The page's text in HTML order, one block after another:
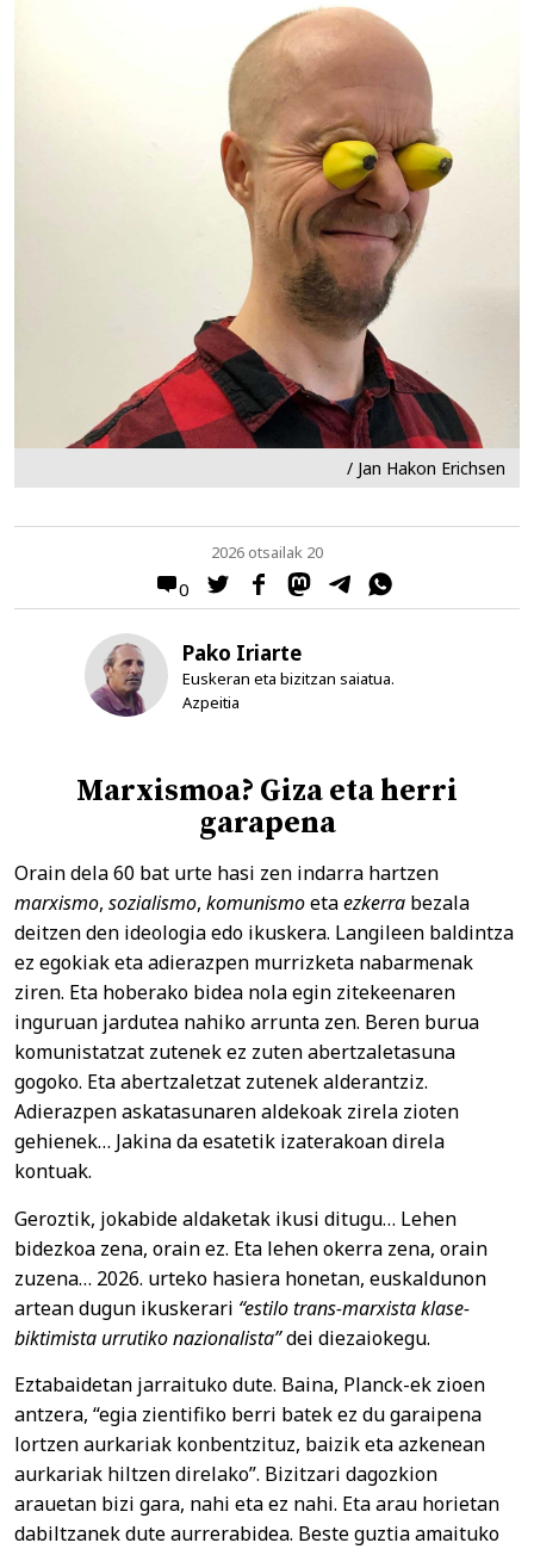
/ Jan Hakon Erichsen
0
2026 otsailak 20
Pako Iriarte
Euskeran eta bizitzan saiatua.
Azpeitia
Marxismoa? Giza eta herri
garapena
Orain dela 60 bat urte hasi zen indarra hartzen
marxismo, sozialismo, komunismoetaezkerra bezala
deitzen den ideologia edo ikuskera. Langileen baldintza
ez egokiak eta adierazpen murrizketa nabarmenak
ziren. Eta hoberako bidea nola egin zitekeenaren
inguruan jardutea nahiko arrunta zen. Beren burua
komunistatzat zutenek ez zuten abertzaletasuna
gogoko. Eta abertzaletzat zutenek alderantziz.
Adierazpen askatasunaren aldekoak zirela zioten
gehienek… Jakina da esatetik izaterakoan direla
kontuak.
Geroztik, jokabide aldaketak ikusi ditugu… Lehen
bidezkoa zena, orain ez. Eta lehen okerra zena, orain
zuzena… 2026. urteko hasiera honetan, euskaldunon
artean dugun ikuskerari “estilo trans-marxista klase-
biktimista urrutiko nazionalista”dei diezaiokegu.
Eztabaidetan jarraituko dute. Baina, Planck-ek zioen
antzera, “egia zientifiko berri batek ez du garaipena
lortzen aurkariak konbentzituz, baizik eta azkenean
aurkariak hiltzen direlako”. Bizitzari dagozkion
arauetan bizi gara, nahi eta ez nahi. Eta arau horietan
dabiltzanek dute aurrerabidea. Beste guztia amaituko